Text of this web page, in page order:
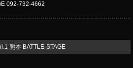
092-732-4662
熊本 BATTLE-STAGE